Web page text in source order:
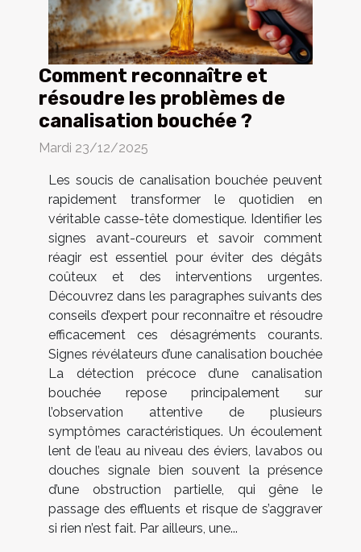
Comment reconnaître et
résoudre les problèmes de
canalisation bouchée ?
Mardi 23/12/2025
Les soucis de canalisation bouchée peuvent
rapidement transformer le quotidien en
véritable casse-tête domestique. Identifier les
signes avant-coureurs et savoir comment
réagir est essentiel pour éviter des dégâts
coûteux et des interventions urgentes.
Découvrez dans les paragraphes suivants des
conseils d’expert pour reconnaître et résoudre
efficacement ces désagréments courants.
Signes révélateurs d’une canalisation bouchée
La détection précoce d’une canalisation
bouchée repose principalement sur
l’observation attentive de plusieurs
symptômes caractéristiques. Un écoulement
lent de l’eau au niveau des éviers, lavabos ou
douches signale bien souvent la présence
d’une obstruction partielle, qui gêne le
passage des effluents et risque de s’aggraver
si rien n’est fait. Par ailleurs, une...